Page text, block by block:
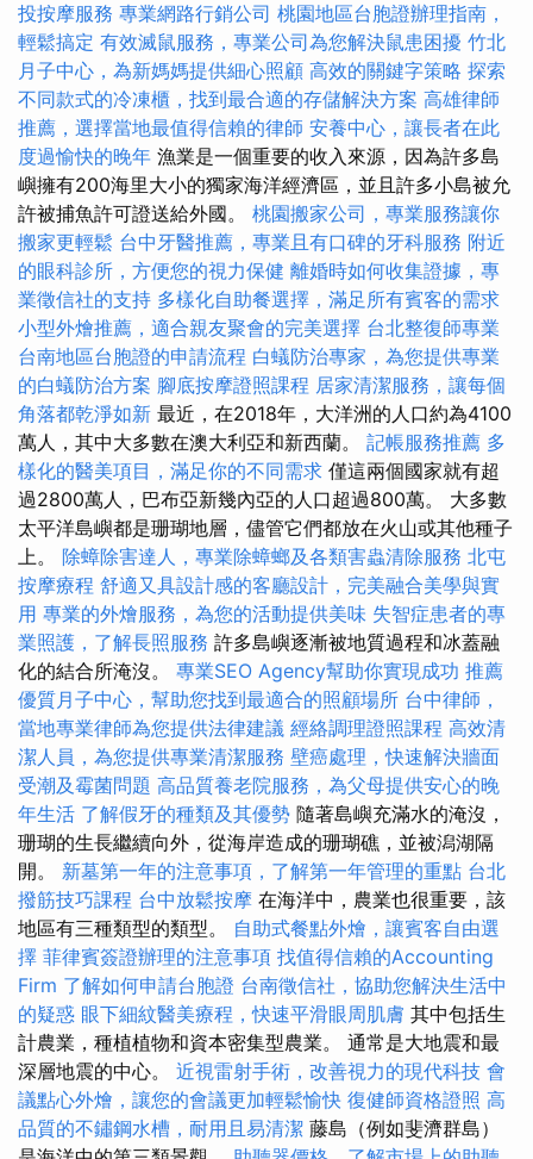
投按摩服務 專業網路行銷公司 桃園地區台胞證辦理指南，
輕鬆搞定 有效滅鼠服務，專業公司為您解決鼠患困擾 竹北
月子中心，為新媽媽提供細心照顧 高效的關鍵字策略 探索
不同款式的冷凍櫃，找到最合適的存儲解決方案 高雄律師
推薦，選擇當地最值得信賴的律師 安養中心，讓長者在此
度過愉快的晚年 漁業是一個重要的收入來源，因為許多島
嶼擁有200海里大小的獨家海洋經濟區，並且許多小島被允
許被捕魚許可證送給外國。 桃園搬家公司，專業服務讓你
搬家更輕鬆 台中牙醫推薦，專業且有口碑的牙科服務 附近
的眼科診所，方便您的視力保健 離婚時如何收集證據，專
業徵信社的支持 多樣化自助餐選擇，滿足所有賓客的需求
小型外燴推薦，適合親友聚會的完美選擇 台北整復師專業
台南地區台胞證的申請流程 白蟻防治專家，為您提供專業
的白蟻防治方案 腳底按摩證照課程 居家清潔服務，讓每個
角落都乾淨如新 最近，在2018年，大洋洲的人口約為4100
萬人，其中大多數在澳大利亞和新西蘭。 記帳服務推薦 多
樣化的醫美項目，滿足你的不同需求 僅這兩個國家就有超
過2800萬人，巴布亞新幾內亞的人口超過800萬。 大多數
太平洋島嶼都是珊瑚地層，儘管它們都放在火山或其他種子
上。 除蟑除害達人，專業除蟑螂及各類害蟲清除服務 北屯
按摩療程 舒適又具設計感的客廳設計，完美融合美學與實
用 專業的外燴服務，為您的活動提供美味 失智症患者的專
業照護，了解長照服務 許多島嶼逐漸被地質過程和冰蓋融
化的結合所淹沒。 專業SEO Agency幫助你實現成功 推薦
優質月子中心，幫助您找到最適合的照顧場所 台中律師，
當地專業律師為您提供法律建議 經絡調理證照課程 高效清
潔人員，為您提供專業清潔服務 壁癌處理，快速解決牆面
受潮及霉菌問題 高品質養老院服務，為父母提供安心的晚
年生活 了解假牙的種類及其優勢 隨著島嶼充滿水的淹沒，
珊瑚的生長繼續向外，從海岸造成的珊瑚礁，並被潟湖隔
開。 新墓第一年的注意事項，了解第一年管理的重點 台北
撥筋技巧課程 台中放鬆按摩 在海洋中，農業也很重要，該
地區有三種類型的類型。 自助式餐點外燴，讓賓客自由選
擇 菲律賓簽證辦理的注意事項 找值得信賴的Accounting
Firm 了解如何申請台胞證 台南徵信社，協助您解決生活中
的疑惑 眼下細紋醫美療程，快速平滑眼周肌膚 其中包括生
計農業，種植植物和資本密集型農業。 通常是大地震​​和最
深層地震的中心。 近視雷射手術，改善視力的現代科技 會
議點心外燴，讓您的會議更加輕鬆愉快 復健師資格證照 高
品質的不鏽鋼水槽，耐用且易清潔 藤島（例如斐濟群島）